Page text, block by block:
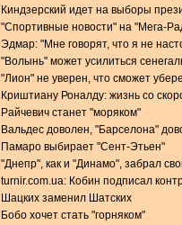
Киндзерский идет на выборы
"Спортивные новости" на "Мега-
Эдмар: "Мне говорят, что я не
"Волынь" может усилиться
"Лион" не уверен, что сможет
Криштиану Роналду: жизнь со
Райчевич станет "моряком"
Вальдес доволен, "Барселона"
Памаро выбирает "Сент-Этьен"
"Днепр", как и "Динамо", забрал
turnir.com.ua: Кобин подписал
Шацких заменил Шатских
Бобо хочет стать "горняком"